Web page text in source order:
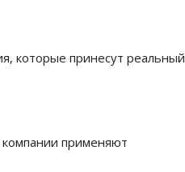
которые принесут реальный
компании применяют